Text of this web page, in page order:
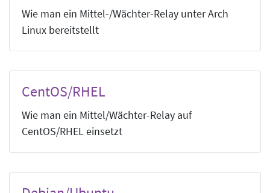
Wie man ein Mittel-/Wächter-Relay unter Arch
Linux bereitstellt
CentOS/RHEL
Wie man ein Mittel/Wächter-Relay auf
CentOS/RHEL einsetzt